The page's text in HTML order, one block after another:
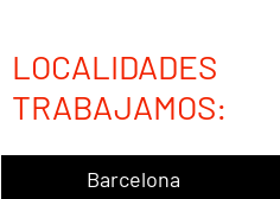
TRABAJAMOS:
Barcelona